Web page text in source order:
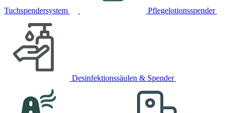
Tuchspendersystem Pflegelotionsspender
Desinfektionssäulen & Spender